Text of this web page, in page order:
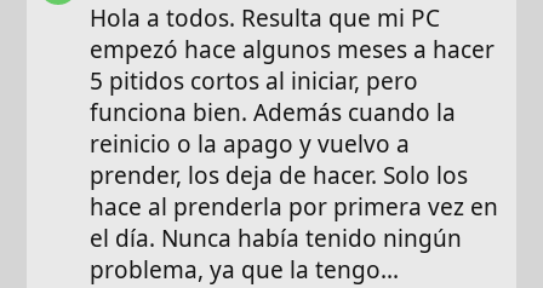
Hola a todos. Resulta que mi PC
empezó hace algunos meses a hacer
5 pitidos cortos al iniciar, pero
funciona bien. Además cuando la
reinicio o la apago y vuelvo a
prender, los deja de hacer. Solo los
hace al prenderla por primera vez en
el día. Nunca había tenido ningún
problema, ya que la tengo...